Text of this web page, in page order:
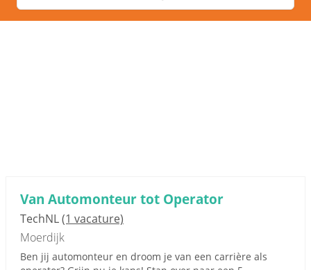
Van Automonteur tot Operator
TechNL(1 vacature)
Moerdijk
Ben jij automonteur en droom je van een carrière als